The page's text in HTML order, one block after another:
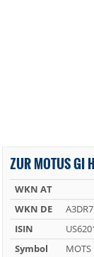
ZUR MOTUS GI
WKN AT
WKN DE
ISIN
Symbol
MOTS